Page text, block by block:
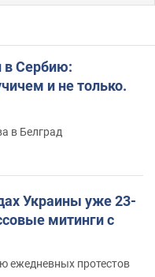
в Сербию:
и не только.
в Белград
Украины уже 23-
митинги с
ежедневных протестов